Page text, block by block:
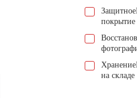
Защитное
покрытие
Хранение
на складе